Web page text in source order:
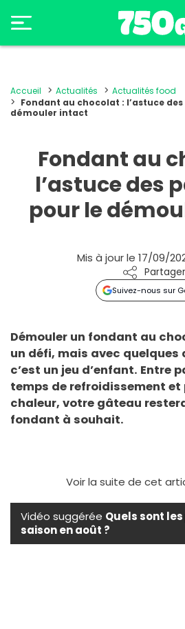
Accueil Actualités
Actualités food
Fondant au chocolat : l’astuce
démouler intact
Fondant au
l’astuce des
pour le
Mis à jour le 17/09/
Partager
Suivez-nous sur
Démouler un fondant au
un défi, mais avec quelques
c’est un jeu d’enfant. Entre
temps de refroidissement
chaleur, votre gâteau
fondant à souhait.
Voir la suite de cet
Vidéo suggérée Quels sont
saison en août ?